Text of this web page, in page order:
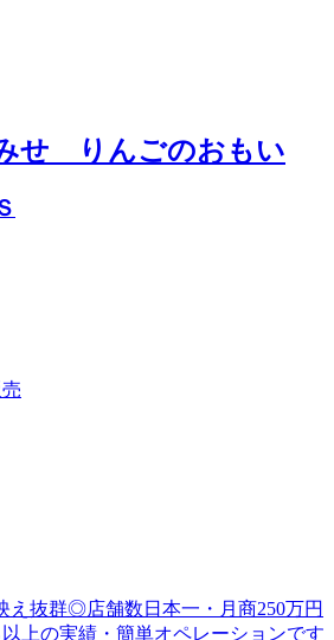
せ りんごのおもい
え抜群◎店舗数日本一・月商250万円
上の実績・簡単オペレーションです